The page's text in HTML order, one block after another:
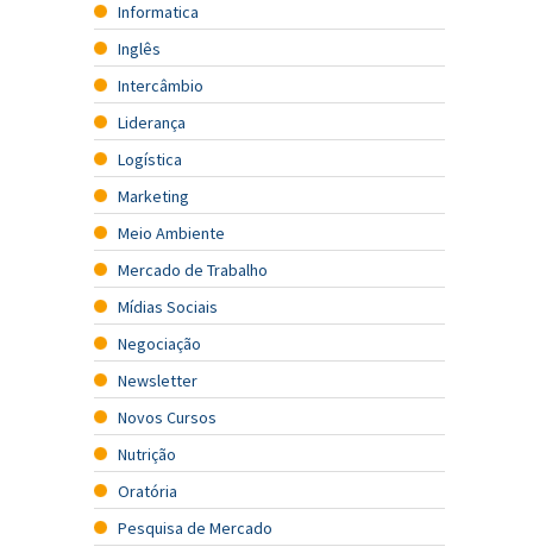
Informatica
Inglês
Intercâmbio
Liderança
Logística
Marketing
Meio Ambiente
Mercado de Trabalho
Mídias Sociais
Negociação
Newsletter
Novos Cursos
Nutrição
Oratória
Pesquisa de Mercado